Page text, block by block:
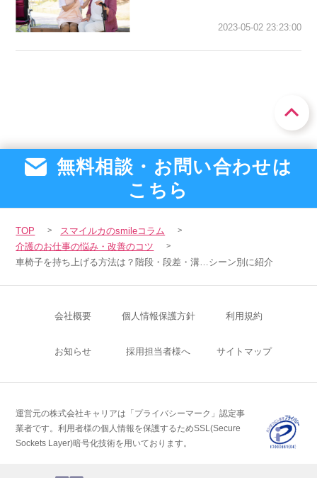
2023-05-02 23:23:00
無料相談・お問い合わせは
こちら
TOP
スマイルカのsmileコラム
介護のお仕事の悩み・改善のコツ
車椅子を持ち上げる方法は？階段・段差・溝…シーン別に紹介
会社概要 個人情報保護方針 利用規約
お知らせ 採用担当者様へ サイトマップ
運営元の株式会社キャリアは「プライバシーマーク」認定事
業者です。利用者様の個人情報を保護するためSSL(Secure
Sockets Layer)暗号化技術を用いております。